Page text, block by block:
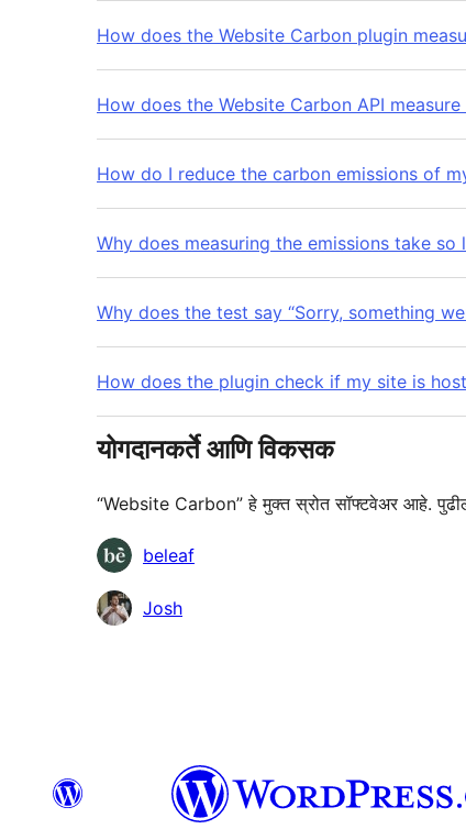
How does the Website Carbon plugin
How does the Website Carbon API
How do I reduce the carbon emissions of
Why does measuring the emissions take so
Why does the test say “Sorry, something
How does the plugin check if my site is
योगदानकर्ते आणि विकसक
“Website Carbon” हे मुक्त स्रोत सॉफ्टवेअर आहे. पुढील
योगदानकर्तेbeleaf
Josh